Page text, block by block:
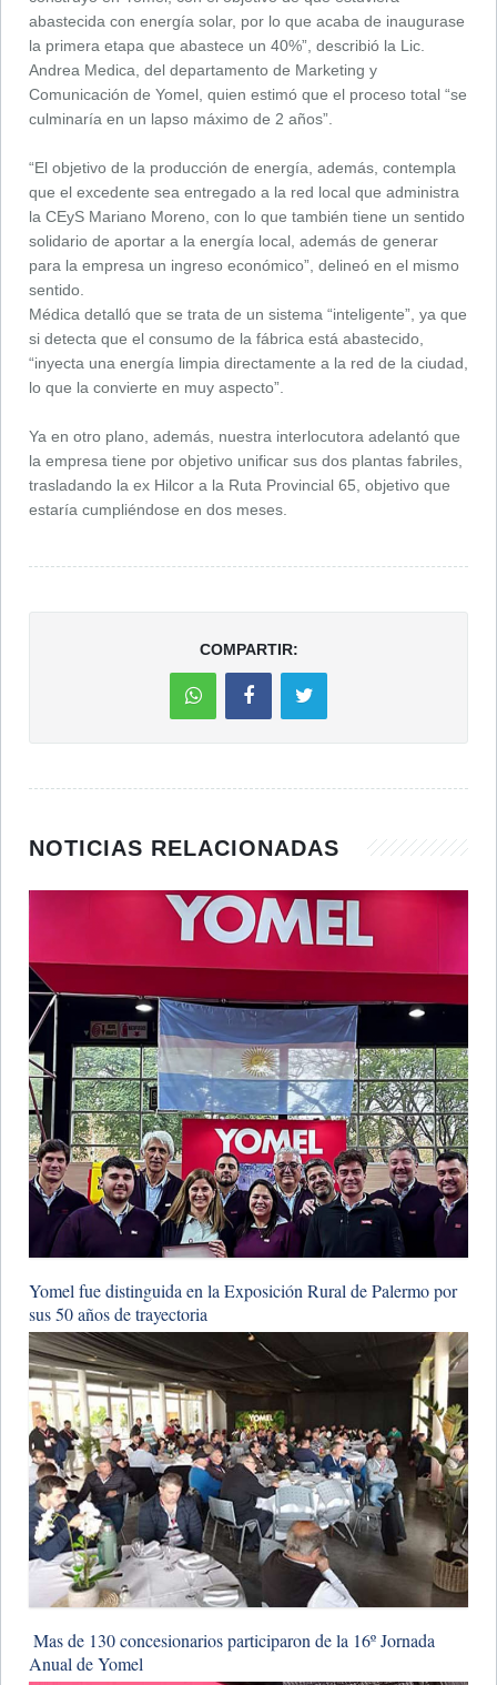
abastecida con energía solar, por lo que acaba de inaugurase
la primera etapa que abastece un 40%”, describió la Lic.
Andrea Medica, del departamento de Marketing y
Comunicación de Yomel, quien estimó que el proceso total “se
culminaría en un lapso máximo de 2 años”.
“El objetivo de la producción de energía, además, contempla
que el excedente sea entregado a la red local que administra
la CEyS Mariano Moreno, con lo que también tiene un sentido
solidario de aportar a la energía local, además de generar
para la empresa un ingreso económico”, delineó en el mismo
sentido.
Médica detalló que se trata de un sistema “inteligente”, ya que
si detecta que el consumo de la fábrica está abastecido,
“inyecta una energía limpia directamente a la red de la ciudad,
lo que la convierte en muy aspecto”.
Ya en otro plano, además, nuestra interlocutora adelantó que
la empresa tiene por objetivo unificar sus dos plantas fabriles,
trasladando la ex Hilcor a la Ruta Provincial 65, objetivo que
estaría cumpliéndose en dos meses.
COMPARTIR:
NOTICIAS RELACIONADAS
Yomel fue distinguida en la Exposición Rural de Palermo por
sus 50 años de trayectoria
​ Mas de 130 concesionarios participaron de la 16º Jornada
Anual de Yomel